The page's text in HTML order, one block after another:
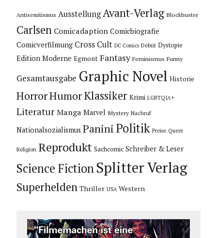
Antisemitismus Ausstellung Avant-Verlag Blockbuster
Carlsen Comicadaption Comicbiografie
Comicverfilmung Cross Cult DC Comics Debüt Dystopie
Edition Moderne Egmont Fantasy Feminismus Funny
Gesamtausgabe Graphic Novel Historie
HorrorHumorKlassiker Krimi LGBTQIA+
Literatur Manga Marvel Mystery Nachruf
Nationalsozialismus Panini Politik Preise Queer
Religion Reprodukt Sachcomic Schreiber & Leser
Science Fiction Splitter Verlag
Superhelden Thriller USA Western